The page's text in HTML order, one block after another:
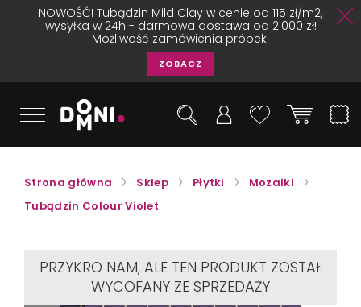
NOWOŚĆ! Tubądzin Mild Clay w cenie od 115 zł/m2,
wysyłka w 24h - darmowa dostawa od 2.000 zł!
Możliwość zamówienia próbek!
ZOBACZ
Strona główna Sklep Płytki
Mozaiki
Tubądzin Colour Violet
PRZYKRO NAM, ALE TEN PRODUKT ZOSTAŁ
WYCOFANY ZE SPRZEDAŻY